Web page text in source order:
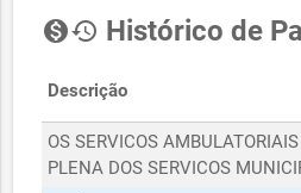
monetization_onhistory Histórico de
Descrição
OS SERVICOS
PLENA DOS SERVICOS